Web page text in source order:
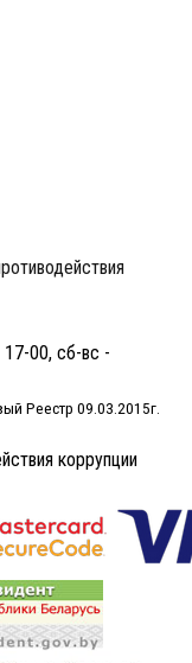
00, сб-вс -
Реестр 09.03.2015г.
коррупции